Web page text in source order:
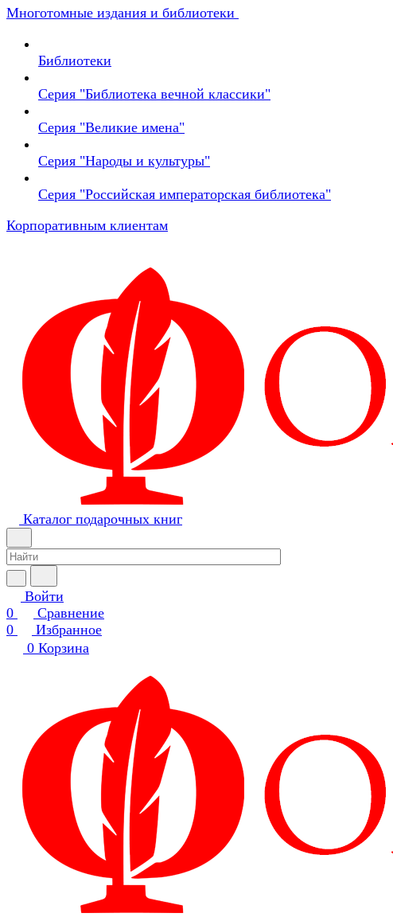
Многотомные издания и библиотеки
Библиотеки
Серия "Библиотека вечной классики"
Серия "Великие имена"
Серия "Народы и культуры"
Серия "Российская императорская библиотека"
Корпоративным клиентам
Каталог подарочных книг
Войти
0
Сравнение
0
Избранное
0 Корзина